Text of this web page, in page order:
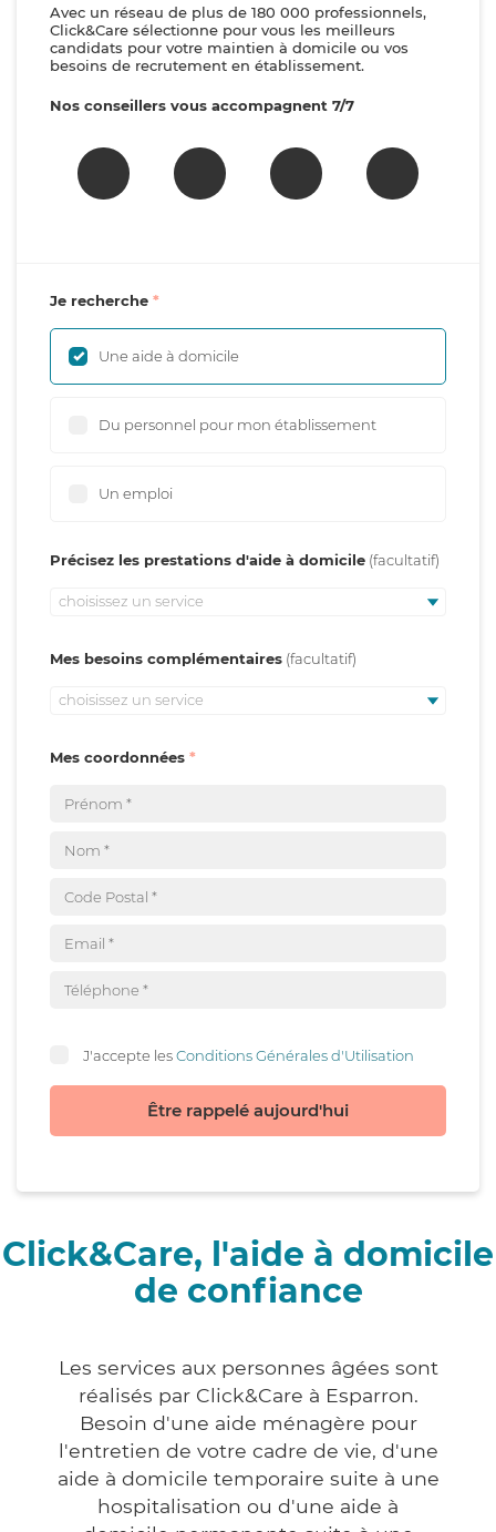
Avec un réseau de plus de 180 000 professionnels,
Click&Care sélectionne pour vous les meilleurs
candidats pour votre maintien à domicile ou vos
besoins de recrutement en établissement.
Nos conseillers vous accompagnent 7/7
Je recherche
Une aide à domicile
Du personnel pour mon établissement
Un emploi
Précisez les prestations d'aide à domicile
choisissez un service
Mes besoins complémentaires
choisissez un service
Mes coordonnées
J'accepte lesConditions Générales d'Utilisation
Être rappelé aujourd'hui
Click&Care, l'aide à domicile
de confiance
Les services aux personnes âgées sont
réalisés par Click&Care à Esparron.
Besoin d'une aide ménagère pour
l'entretien de votre cadre de vie, d'une
aide à domicile temporaire suite à une
hospitalisation ou d'une aide à